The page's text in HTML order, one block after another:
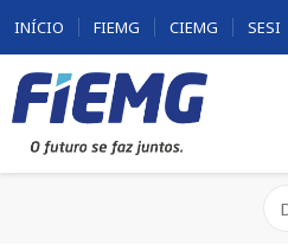
INÍCIO FIEMG CIEMG SESI